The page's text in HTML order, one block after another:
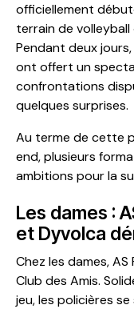
officiellement
terrain de
Pendant deux
ont offert un
confrontations
quelques surprises.
Au terme de cette
end, plusieurs
ambitions pour la
Les dames :
et Dyvolca
Chez les dames,
Club des Amis.
jeu, les policières